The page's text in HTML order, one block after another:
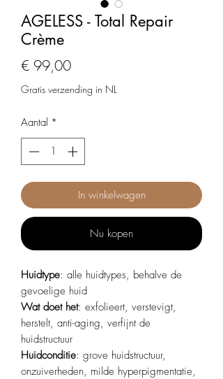
AGELESS - Total Repair
Crème
€ 99,00Prijs
Gratis verzending in NL
Aantal *
In winkelwagen
Nu kopen
Huidtype: alle huidtypes, behalve de
gevoelige huid
Wat doet het: exfolieert, verstevigt,
herstelt, anti-aging, verfijnt de
huidstructuur
Huidconditie: grove huidstructuur,
onzuiverheden, milde hyperpigmentatie,